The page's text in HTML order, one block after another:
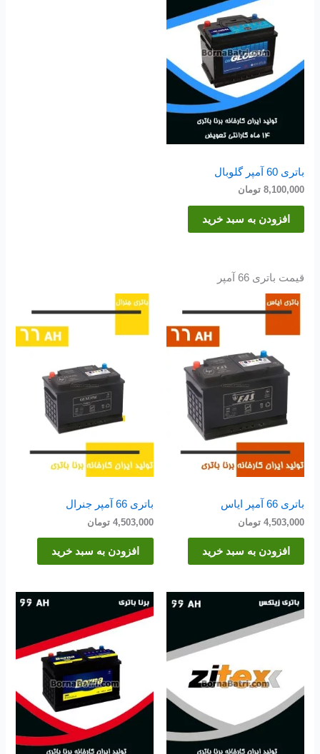
باتری 60 آمپر گلوبال
8,100,000 تومان
افزودن به سبد خرید
قیمت باتری 66 آمپر
باتری 66 آمپر ایاس
4,503,000 تومان
افزودن به سبد خرید
باتری 66 آمپر جنرال
4,503,000 تومان
افزودن به سبد خرید